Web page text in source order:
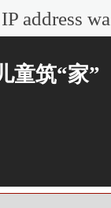
童筑“家”